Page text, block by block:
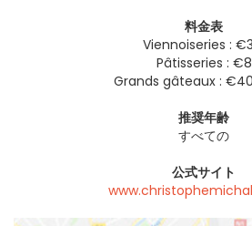
料金表
Viennoiseries :
Pâtisseries : €8
Grands gâteaux :
推奨年齢
すべての
公式サイト